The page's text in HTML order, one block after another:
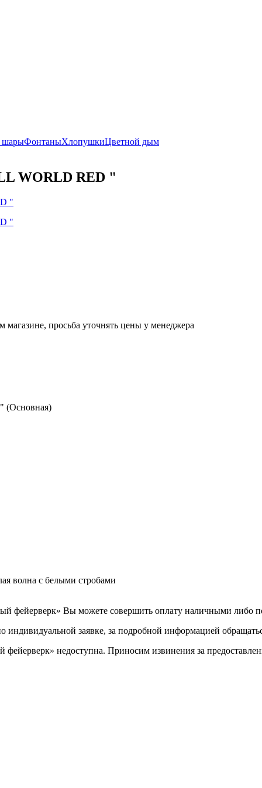
шарыФонтаныХлопушкиЦветной дым
WORLD RED "
просьба уточнять цены у менеджера
(Основная)
волна с белыми стробами
фейерверк» Вы можете совершить оплату наличными либо
индивидуальной заявке, за подробной информацией
недоступна. Приносим извинения за